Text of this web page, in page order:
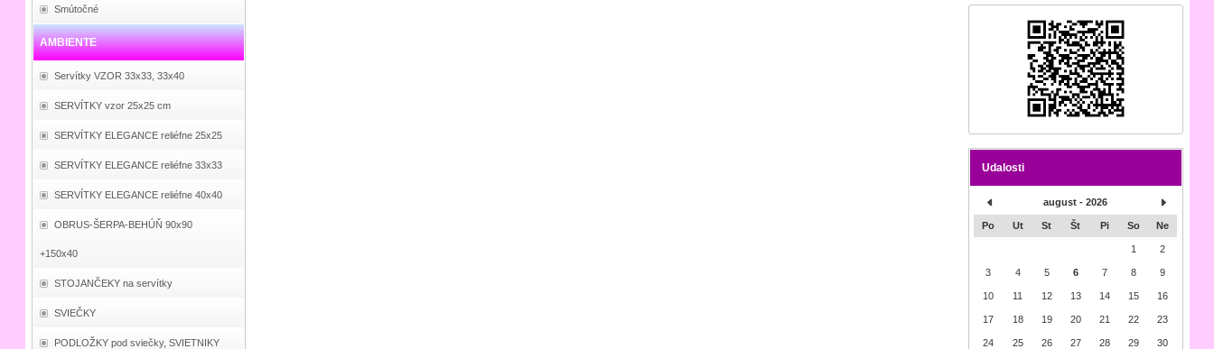
Smútočné
AMBIENTE
Servítky VZOR 33x33, 33x40
SERVÍTKY vzor 25x25 cm
SERVÍTKY ELEGANCE reliéfne 25x25
SERVÍTKY ELEGANCE reliéfne 33x33
SERVÍTKY ELEGANCE reliéfne 40x40
OBRUS-ŠERPA-BEHÚŇ 90x90
+150x40
STOJANČEKY na servítky
SVIEČKY
PODLOŽKY pod sviečky, SVIETNIKY
Udalosti
august - 2026
Po Ut St Št Pi So Ne
1 2
3 4 5 6 7 8 9
10 11 12 13 14 15 16
17 18 19 20 21 22 23
24 25 26 27 28 29 30